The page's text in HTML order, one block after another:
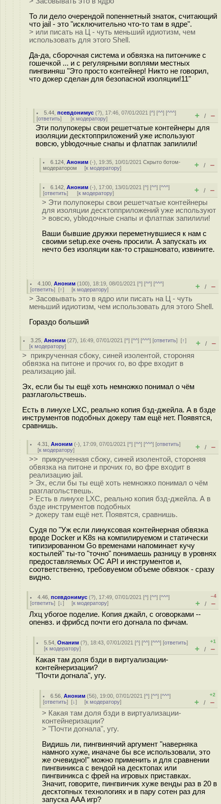
То ли дело очерендой попеннетный знаток, считающий
что jail - это "исключительно что-то там в ядре".
> или писать на Ц - чуть меньший идиотизм, чем
использовать для этого Shell.
Да-да, сборочная система и обвязка на питончике с
гошечкой ... и с регулярными воплями местных
пингвиняш "Это просто контейнер! Никто не говорил,
что докер сделан для безопасной изоляции!11"
5.44 ,псевдонимус (?), 17:46, 07/01/2021 [^] [^^] [^^^]
[ответить] [к модератору] + / –
Эти полупокеры свои решетчатые контейнеры для
изоляции десктопприложений уже используют
вовсю, уblюдочные снапы и флатпак запилили!
6.124 ,Аноним (-), 19:35, 10/01/2021Скрыто ботом-
модератором [к модератору] + / –
6.142 ,Аноним (-), 17:00, 13/01/2021 [^] [^^] [^^^]
[ответить] [к модератору] + / –
> Эти полупокеры свои решетчатые контейнеры
для изоляции десктопприложений уже используют
> вовсю, уblюдочные снапы и флатпак запилили!
Ваши бывшие дружки переметнувшиеся к нам с
своими setup.exe очень просили. А запускать их
нечто без изоляции как-то страшновато, извините.
4.100 ,Аноним (100), 18:19, 08/01/2021 [^] [^^] [^^^]
[ответить] [↑] [к модератору] + / –
> Засовывать это в ядро или писать на Ц - чуть
меньший идиотизм, чем использовать для этого Shell.
Гораздо больший
3.25 ,Аноним (27), 16:49, 07/01/2021 [^] [^^] [^^^] [ответить][↑]
[к модератору] + / –
> прикрученная сбоку, синей изолентой, стороняя
обвязка на питоне и прочих го, во фре входит в
реализацию jail.
Эх, если бы ты ещё хоть немножко понимал о чём
разглагольствешь.
Есть в линухе LXC, реально копия бзд-джейла. А в бзде
инструментов подобных докеру там ещё нет. Появятся,
сравнишь.
4.31 ,Аноним (-), 17:09, 07/01/2021 [^] [^^] [^^^] [ответить]
[к модератору] + / –
>> прикрученная сбоку, синей изолентой, стороняя
обвязка на питоне и прочих го, во фре входит в
реализацию jail.
> Эх, если бы ты ещё хоть немножко понимал о чём
разглагольствешь.
> Есть в линухе LXC, реально копия бзд-джейла. А в
бзде инструментов подобных
> докеру там ещё нет. Появятся, сравнишь.
Судя по "Уж если линуксовая контейнерная обвязка
вроде Docker и K8s на компилируемом и статически
типизированном Go временами напоминает кучу
костылей" ты-то "точно" понимаешь разницу в уровнях
предоставляемых ОС API и инструментов и,
соответственно, требовуемом объеме обвязок - сразу
видно.
4.46 ,псевдонимус (?), 17:49, 07/01/2021 [^] [^^] [^^^]
[ответить] [↓] [к модератору]
–4
+ / –
Лхц убогое поделие. Копия джайл, с оговорками --
опенвз. и фрибсд почти его догнала по фичам.
5.54 ,Онаним (?), 18:43, 07/01/2021 [^] [^^] [^^^] [ответить]
[к модератору]
+1
+ / –
Какая там доля бзди в виртуализации-
контейнеризации?
"Почти догнала", угу.
6.56 ,Аноним (56), 19:00, 07/01/2021 [^] [^^] [^^^]
[ответить] [↓] [к модератору]
+2
+ / –
> Какая там доля бзди в виртуализации-
контейнеризации?
> "Почти догнала", угу.
Видишь ли, пингвинячий аргумент "наверняка
намного хуже, иначаче бы все использовали, это
же очевидно!" можно применить и для сравнении
пингвиникса с вендой на десктопах или
пингвиникса с фрей на игровых приставках.
Значит, говорите, пингвинчик хуже венды раз в 20 в
десктопных технологиях и в пару сотен раз для
запуска AAA игр?